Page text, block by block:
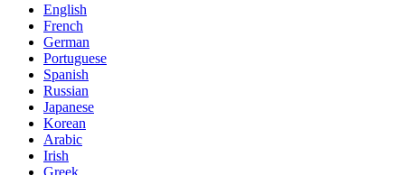
English
French
German
Portuguese
Spanish
Russian
Japanese
Korean
Arabic
Irish
Greek